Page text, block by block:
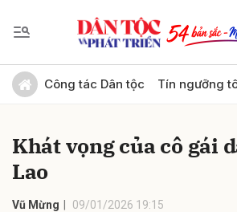
Công tác Dân tộc Tín ngưỡng
Khát vọng của cô gái
Lao
Vũ Mừng 09/01/2026 19:15
Gửi bình luận